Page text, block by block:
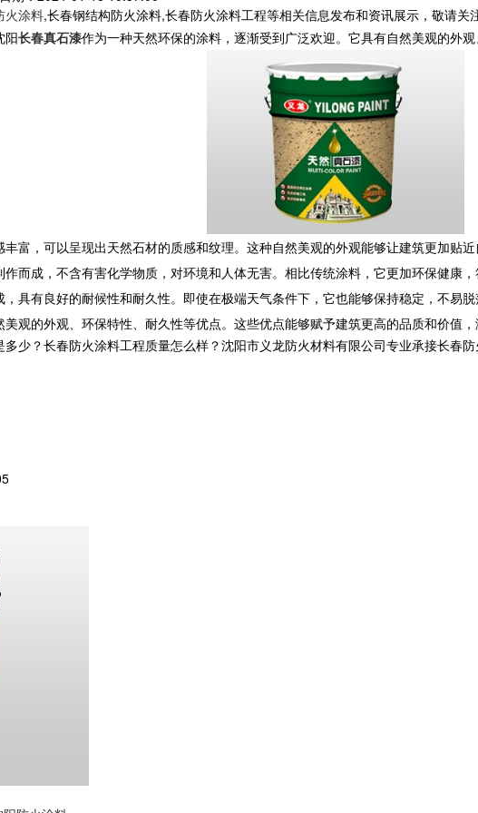
火涂料,长春钢结构防火涂料,长春防火涂料工程等相关信息发布和资讯展示，敬请关
阳长春真石漆作为一种天然环保的涂料，逐渐受到广泛欢迎。它具有自然美观的外
富，可以呈现出天然石材的质感和纹理。这种自然美观的外观能够让建筑更加贴近
而成，不含有害化学物质，对环境和人体无害。相比传统涂料，它更加环保健康，
具有良好的耐候性和耐久性。即使在极端天气条件下，它也能够保持稳定，不易
观的外观、环保特性、耐久性等优点。这些优点能够赋予建筑更高的品质和价值，
少？长春防火涂料工程质量怎么样？沈阳市义龙防火材料有限公司专业承接长春